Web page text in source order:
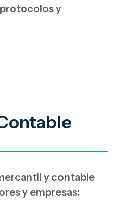
y
y contable
y empresas: